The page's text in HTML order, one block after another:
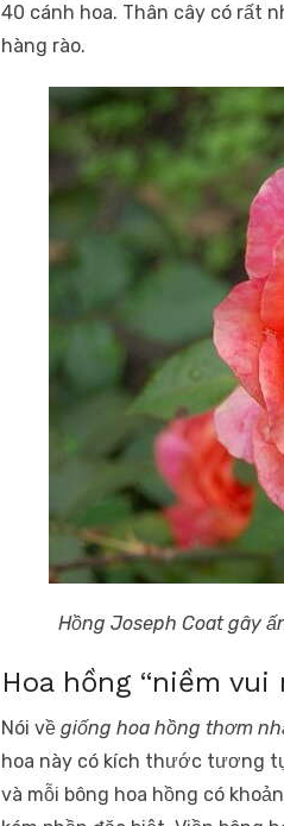
40 cánh hoa. Thân cây có rất
hàng rào.
Hồng Joseph Coat gây
Hoa hồng “niềm
Nói về giống hoa hồng thơm
hoa này có kích thước tương
và mỗi bông hoa hồng có